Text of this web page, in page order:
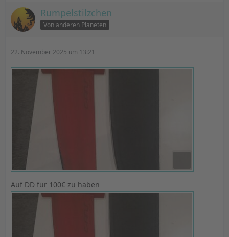
Rumpelstilzchen
Von anderen Planeten
22. November 2025 um 13:21
Auf DD für 100€ zu haben